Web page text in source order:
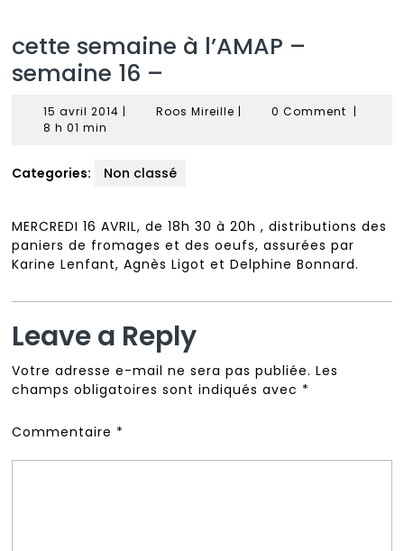
cette semaine à l’AMAP –
semaine 16 –
15 avril 2014 15| Roos Mireille Roos
| 0 Comment |
8 h 01 min
Categories: Non classé
MERCREDI 16 AVRIL, de 18h 30 à 20h , distributions des
paniers de fromages et des oeufs, assurées par
Karine Lenfant, Agnès Ligot et Delphine Bonnard.
Leave a Reply
Votre adresse e-mail ne sera pas publiée. Les
champs obligatoires sont indiqués avec *
Commentaire *